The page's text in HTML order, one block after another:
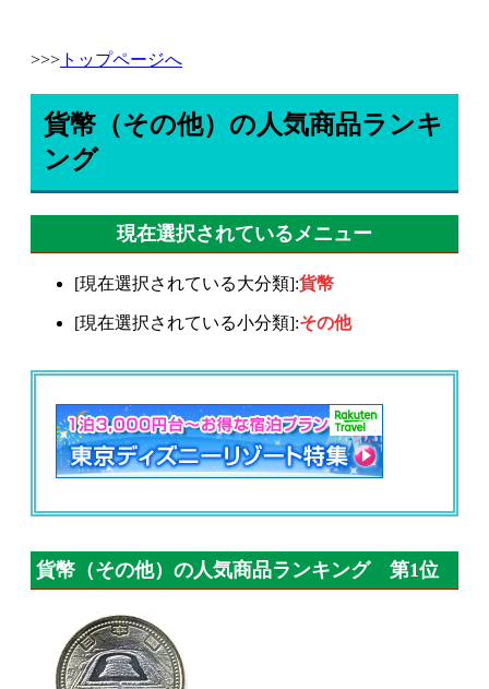
>>> トップページへ
貨幣（その他）の人気商品ランキ
ング
現在選択されているメニュー
[現在選択されている大分類]:貨幣
[現在選択されている小分類]:その他
貨幣（その他）の人気商品ランキング 第1位